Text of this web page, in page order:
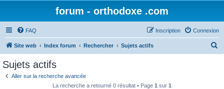
forum - orthodoxe .com
FAQ Connexion
Inscription
Site web Index forum Rechercher Sujets actifs
Sujets actifs
Aller sur la recherche avancée
La recherche a retourné 0 résultat • Page 1 sur 1